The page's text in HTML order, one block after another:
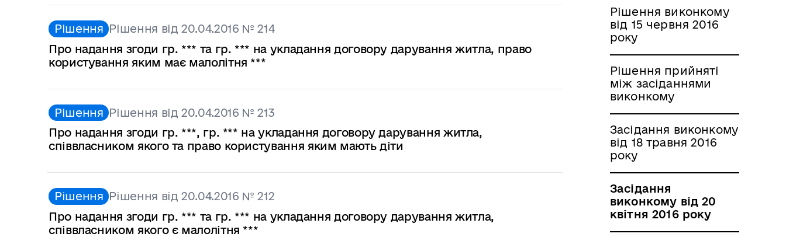
Рішення Рішення від 20.04.2016 № 214
Про надання згоди гр. *** та гр. *** на укладання договору дарування житла, право
користування яким має малолітня ***
Рішення Рішення від 20.04.2016 № 213
Про надання згоди гр. ***, гр. *** на укладання договору дарування житла,
співвласником якого та право користування яким мають діти
Рішення Рішення від 20.04.2016 № 212
Про надання згоди гр. *** та гр. *** на укладання договору дарування житла,
співвласником якого є малолітня ***
Рішення виконкому
від 15 червня 2016
року
Рішення прийняті
між засіданнями
виконкому
Засідання виконкому
від 18 травня 2016
року
Засідання
виконкому від 20
квітня 2016 року